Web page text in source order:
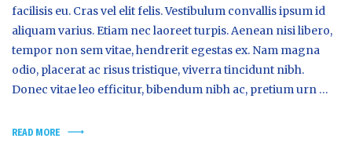
facilisis eu. Cras vel elit felis. Vestibulum convallis ipsum id
aliquam varius. Etiam nec laoreet turpis. Aenean nisi libero,
tempor non sem vitae, hendrerit egestas ex. Nam magna
odio, placerat ac risus tristique, viverra tincidunt nibh.
Donec vitae leo efficitur, bibendum nibh ac, pretium urn …
READ MORE